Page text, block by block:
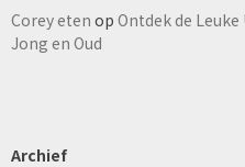
Corey eten op Ontdek de
Jong en Oud
Archief